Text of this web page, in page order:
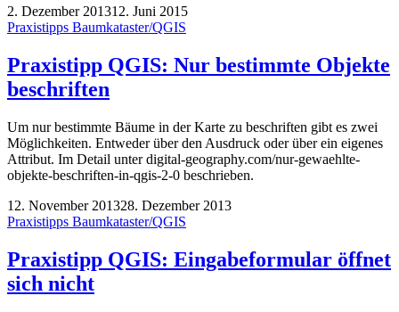
2. Dezember 201312. Juni 2015
Praxistipps Baumkataster/QGIS
Praxistipp QGIS: Nur bestimmte Objekte
beschriften
Um nur bestimmte Bäume in der Karte zu beschriften gibt es zwei
Möglichkeiten. Entweder über den Ausdruck oder über ein eigenes
Attribut. Im Detail unter digital-geography.com/nur-gewaehlte-
objekte-beschriften-in-qgis-2-0 beschrieben.
12. November 201328. Dezember 2013
Praxistipps Baumkataster/QGIS
Praxistipp QGIS: Eingabeformular öffnet
sich nicht